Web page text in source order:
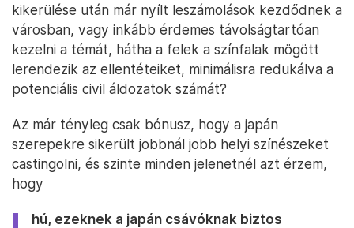
kikerülése után már nyílt leszámolások kezdődnek a
városban, vagy inkább érdemes távolságtartóan
kezelni a témát, hátha a felek a színfalak mögött
lerendezik az ellentéteiket, minimálisra redukálva a
potenciális civil áldozatok számát?
Az már tényleg csak bónusz, hogy a japán
szerepekre sikerült jobbnál jobb helyi színészeket
castingolni, és szinte minden jelenetnél azt érzem,
hogy
hú, ezeknek a japán csávóknak biztos